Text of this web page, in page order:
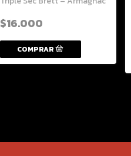
$16.000